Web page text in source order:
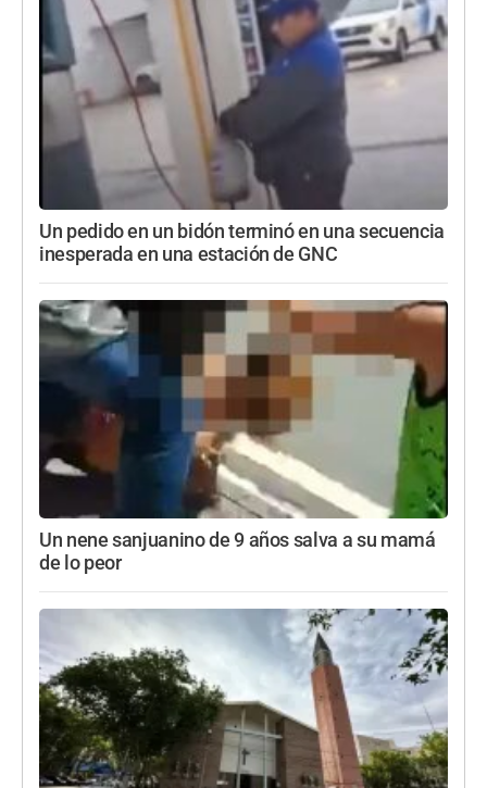
Un pedido en un bidón terminó en una secuencia
inesperada en una estación de GNC
Un nene sanjuanino de 9 años salva a su mamá
de lo peor